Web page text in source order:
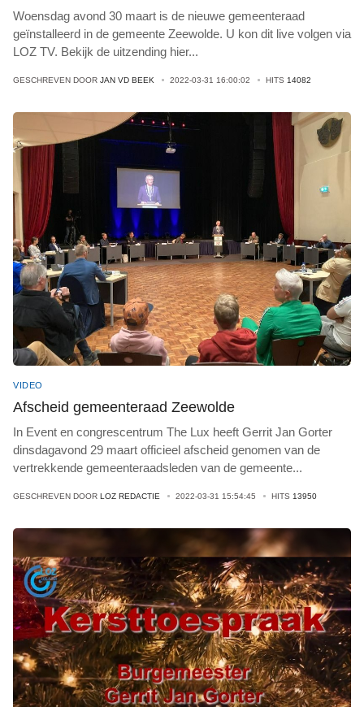
Woensdag avond 30 maart is de nieuwe gemeenteraad
geïnstalleerd in de gemeente Zeewolde. U kon dit live volgen via
LOZ TV. Bekijk de uitzending hier...
GESCHREVEN DOOR JAN VD BEEK 2022-03-31 16:00:02 HITS 14082
VIDEO
Afscheid gemeenteraad Zeewolde
In Event en congrescentrum The Lux heeft Gerrit Jan Gorter
dinsdagavond 29 maart officieel afscheid genomen van de
vertrekkende gemeenteraadsleden van de gemeente...
GESCHREVEN DOOR LOZ REDACTIE 2022-03-31 15:54:45 HITS 13950